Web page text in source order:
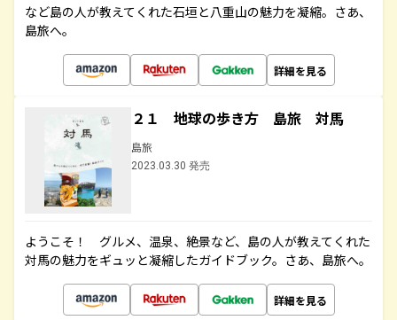
など島の人が教えてくれた石垣と八重山の魅力を凝縮。さあ、
島旅へ。
詳細を見る
２１ 地球の歩き方 島旅 対馬
島旅
2023.03.30 発売
ようこそ！ グルメ、温泉、絶景など、島の人が教えてくれた
対馬の魅力をギュッと凝縮したガイドブック。さあ、島旅へ。
詳細を見る